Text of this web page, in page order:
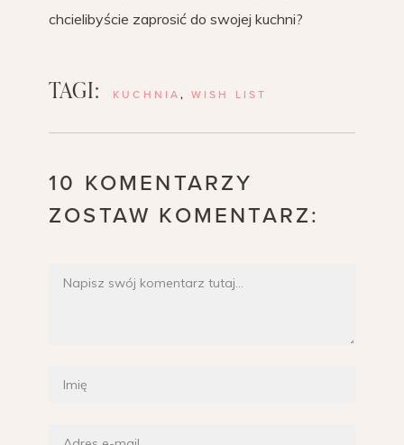
chcielibyście zaprosić do swojej kuchni?
TAGI: KUCHNIA, WISH LIST
10 KOMENTARZY
ZOSTAW KOMENTARZ: